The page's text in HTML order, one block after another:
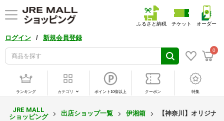
ログイン / 新規会員登録
0
ふるさと納税 チケット オーダー
ランキング カテゴリ ポイント10倍以上 クーポン 特集
JRE MALL
ショッピング
出店ショップ一覧 伊湘箱 【神奈川】オリジナ